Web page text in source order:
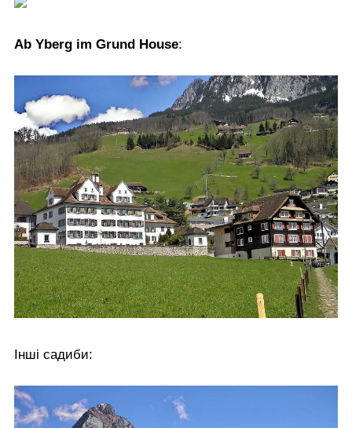
Ab Yberg im Grund House:
Інші садиби: